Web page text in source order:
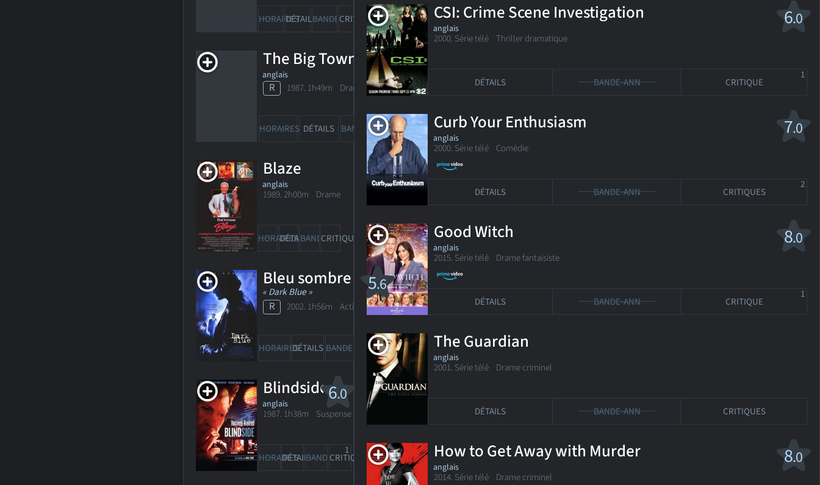
HORAIRESDÉTAILSBANDE-ANNCRITIQUES
The Big Town
anglais
R 1987. 1h49m Drame psychologique
HORAIRES DÉTAILS BANDE-ANNCRITIQUES
Blaze
anglais
1989. 2h00m Drame
HORAIRES
DÉTAILSBANDE-ANN
CRITIQUES
5.6
Bleu sombre
« Dark Blue »
R 2002. 1h56m Action, drame
HORAIRESDÉTAILS BANDE-ANNCRITIQUES
33
6.0
Blindside
anglais
1987. 1h38m Suspense
HORAIRESDÉTAILSBANDE-ANN
CRITIQUE
1
6.0
CSI: Crime Scene Investigation
anglais
2000. Série téléThriller dramatique
DÉTAILS BANDE-ANN CRITIQUE
1
7.0
Curb Your Enthusiasm
anglais
2000. Série téléComédie
DÉTAILS BANDE-ANN CRITIQUES
2
8.0
Good Witch
anglais
2015. Série téléDrame fantaisiste
DÉTAILS BANDE-ANN CRITIQUE
1
The Guardian
anglais
2001. Série télé Drame criminel
DÉTAILS BANDE-ANN CRITIQUES
8.0
How to Get Away with Murder
anglais
2014. Série téléDrame criminel